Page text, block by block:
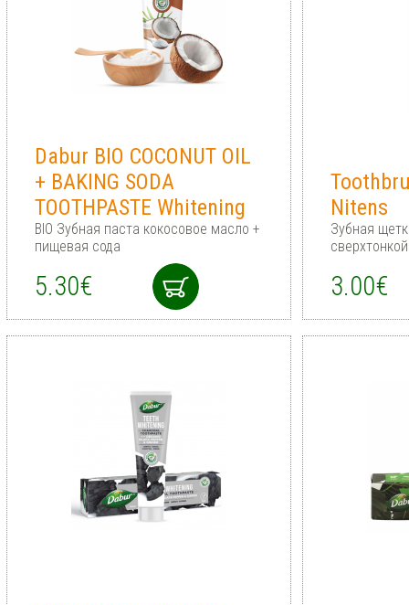
Dabur BIO COCONUT OIL
+ BAKING SODA
TOOTHPASTE Whitening
BIO Зубная паста кокосовое масло +
пищевая сода
5.30€
Nitens
Зубная
3.00€